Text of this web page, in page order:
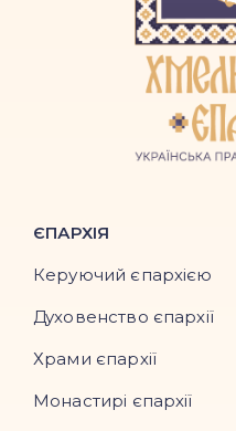
ЄПАРХІЯ
Керуючий єпархією
Духовенство єпархії
Храми єпархії
Монастирі єпархії